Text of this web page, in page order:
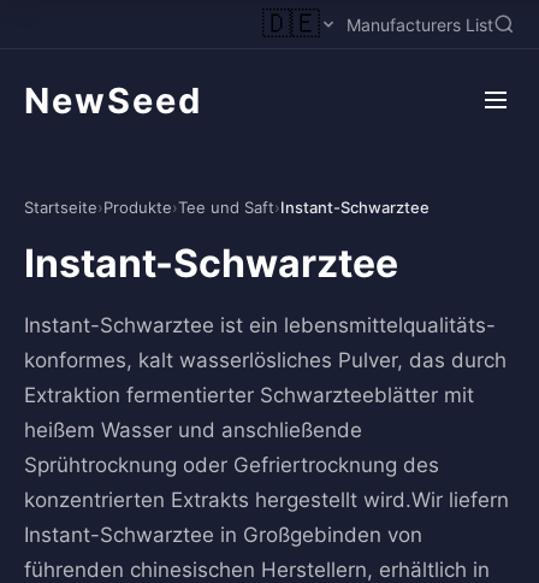
🇩🇪 Manufacturers List
NewSeed
Startseite›Produkte›Tee und Saft›Instant-Schwarztee
Instant-Schwarztee
Instant-Schwarztee ist ein lebensmittelqualitäts-
konformes, kalt wasserlösliches Pulver, das durch
Extraktion fermentierter Schwarzteeblätter mit
heißem Wasser und anschließende
Sprühtrocknung oder Gefriertrocknung des
konzentrierten Extrakts hergestellt wird.Wir liefern
Instant-Schwarztee in Großgebinden von
führenden chinesischen Herstellern, erhältlich in